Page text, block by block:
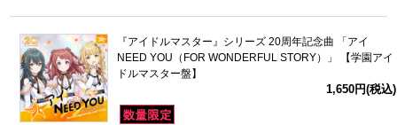
『アイドルマスター』シリーズ 20周年記念曲 「アイ
NEED YOU（FOR WONDERFUL STORY）」 【学園アイ
ドルマスター盤】
1,650円(税込)